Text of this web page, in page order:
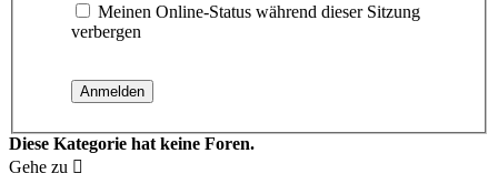
Meinen Online-Status während dieser Sitzung
verbergen
Diese Kategorie hat keine Foren.
Gehe zu